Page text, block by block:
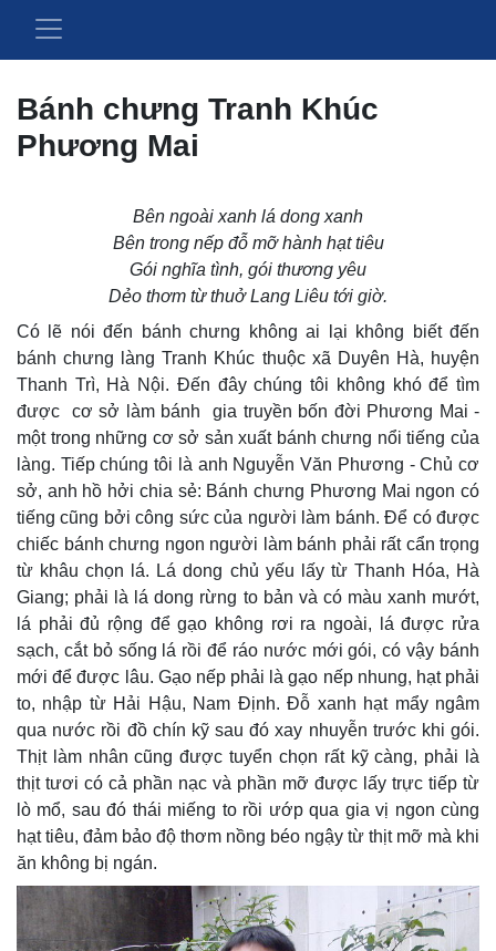
Bánh chưng Tranh Khúc
Phương Mai
Bên ngoài xanh lá dong xanh
Bên trong nếp đỗ mỡ hành hạt tiêu
Gói nghĩa tình, gói thương yêu
Dẻo thơm từ thuở Lang Liêu tới giờ.
Có lẽ nói đến bánh chưng không ai lại không biết đến
bánh chưng làng Tranh Khúc thuộc xã Duyên Hà, huyện
Thanh Trì, Hà Nội. Đến đây chúng tôi không khó để tìm
được cơ sở làm bánh gia truyền bốn đời Phương Mai -
một trong những cơ sở sản xuất bánh chưng nổi tiếng của
làng. Tiếp chúng tôi là anh Nguyễn Văn Phương - Chủ cơ
sở, anh hồ hởi chia sẻ: Bánh chưng Phương Mai ngon có
tiếng cũng bởi công sức của người làm bánh. Để có được
chiếc bánh chưng ngon người làm bánh phải rất cẩn trọng
từ khâu chọn lá. Lá dong chủ yếu lấy từ Thanh Hóa, Hà
Giang; phải là lá dong rừng to bản và có màu xanh mướt,
lá phải đủ rộng để gạo không rơi ra ngoài, lá được rửa
sạch, cắt bỏ sống lá rồi để ráo nước mới gói, có vậy bánh
mới để được lâu. Gạo nếp phải là gạo nếp nhung, hạt phải
to, nhập từ Hải Hậu, Nam Định. Đỗ xanh hạt mẩy ngâm
qua nước rồi đồ chín kỹ sau đó xay nhuyễn trước khi gói.
Thịt làm nhân cũng được tuyển chọn rất kỹ càng, phải là
thịt tươi có cả phần nạc và phần mỡ được lấy trực tiếp từ
lò mổ, sau đó thái miếng to rồi ướp qua gia vị ngon cùng
hạt tiêu, đảm bảo độ thơm nồng béo ngậy từ thịt mỡ mà khi
ăn không bị ngán.